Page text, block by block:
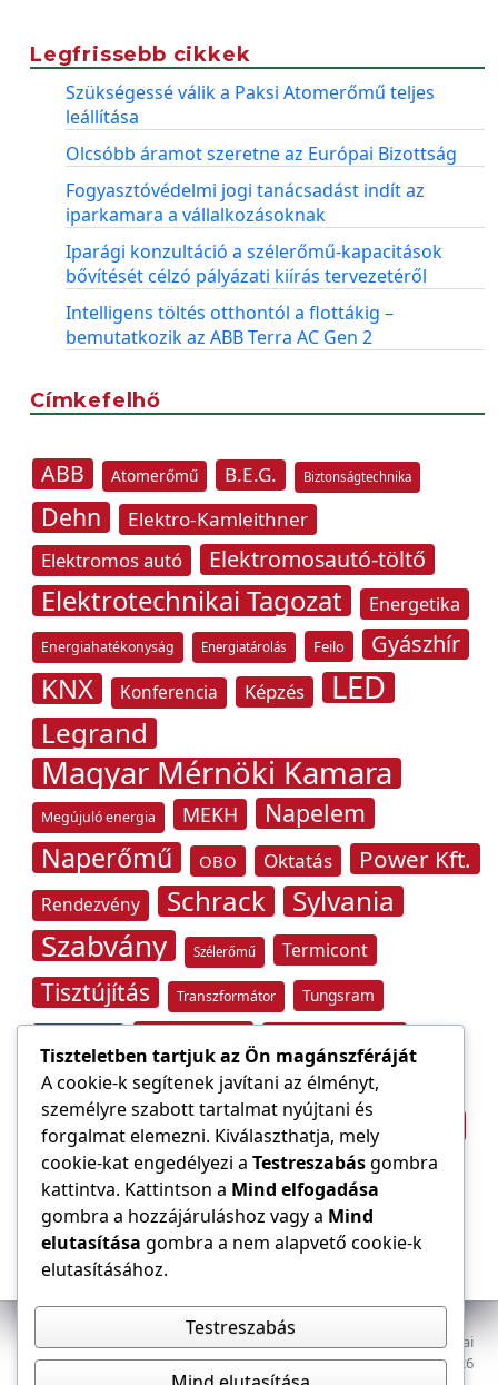
Legfrissebb cikkek
Szükségessé válik a Paksi Atomerőmű teljes
leállítása
Olcsóbb áramot szeretne az Európai Bizottság
Fogyasztóvédelmi jogi tanácsadást indít az
iparkamara a vállalkozásoknak
Iparági konzultáció a szélerőmű-kapacitások
bővítését célzó pályázati kiírás tervezetéről
Intelligens töltés otthontól a flottákig –
bemutatkozik az ABB Terra AC Gen 2
Címkefelhő
ABB Atomerőmű B.E.G. Biztonságtechnika
Dehn
Elektro-Kamleithner
Elektromos autó
Elektromosautó-töltő
Elektrotechnikai Tagozat Energetika
Energiahatékonyság Energiatárolás Feilo Gyászhír
KNX Konferencia Képzés LED
Legrand
Magyar Mérnöki Kamara
Megújuló energia MEKH Napelem
Naperőmű OBO Oktatás Power Kft.
Rendezvény Schrack Sylvania
Szabvány Szélerőmű Termicont
Tisztújítás Transzformátor Tungsram
Villámvédelem
Világítástechnika Áramfogyasztás
Áramszolgáltató Építőipar átviteli hálózat
Az E-VILLAMOS szaklap a Magyar Mérnöki Kamara Elektrotechnikai
Tagozatának lapja. Minden jog fenntartva, © 2009–2026
Tiszteletben tartjuk az Ön magánszféráját
A cookie-k segítenek javítani az élményt,
személyre szabott tartalmat nyújtani és
forgalmat elemezni. Kiválaszthatja, mely
cookie-kat engedélyezi a Testreszabásgombra
kattintva. Kattintson a Mind elfogadása
gombra a hozzájáruláshoz vagy a Mind
elutasítása gombra a nem alapvető cookie-k
elutasításához.
Testreszabás